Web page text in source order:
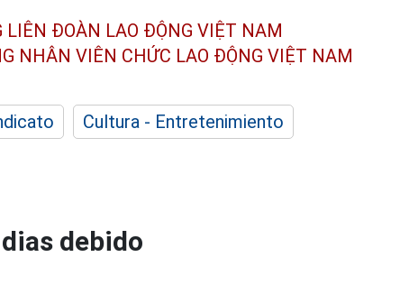
LIÊN ĐOÀN LAO ĐỘNG VIỆT NAM
NHÂN VIÊN CHỨC LAO ĐỘNG VIỆT NAM
Cultura - Entretenimiento
debido